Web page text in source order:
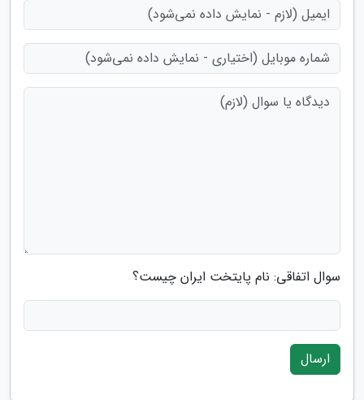
سوال اتفاقی: نام پایتخت ایران چیست؟
ارسال